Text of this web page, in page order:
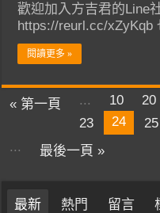
歡迎加入方吉君的Line
https://reurl.cc/xZyKqb
閱讀更多 »
« 第一頁 ... 10 20
23
24 25
...
最後一頁 »
最新 熱門 留言